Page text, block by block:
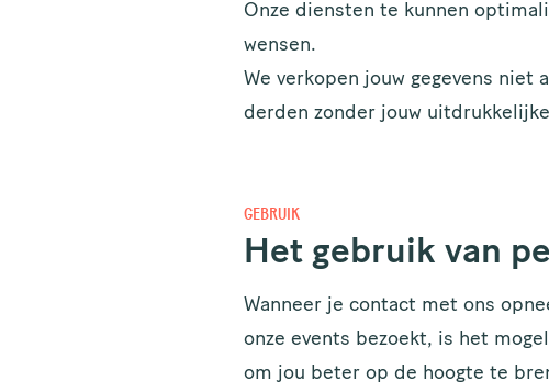
Onze diensten te kunnen
wensen.
We verkopen jouw gegevens niet
derden zonder jouw
GEBRUIK
Het gebruik van
Wanneer je contact met ons
onze events bezoekt, is het
om jou beter op de hoogte te